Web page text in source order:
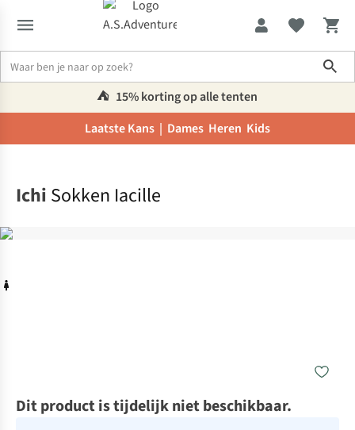
⛺️ 15% korting op alle tenten
Laatste Kans | Dames Heren Kids
Ichi Sokken Iacille
Dit product is tijdelijk niet beschikbaar.